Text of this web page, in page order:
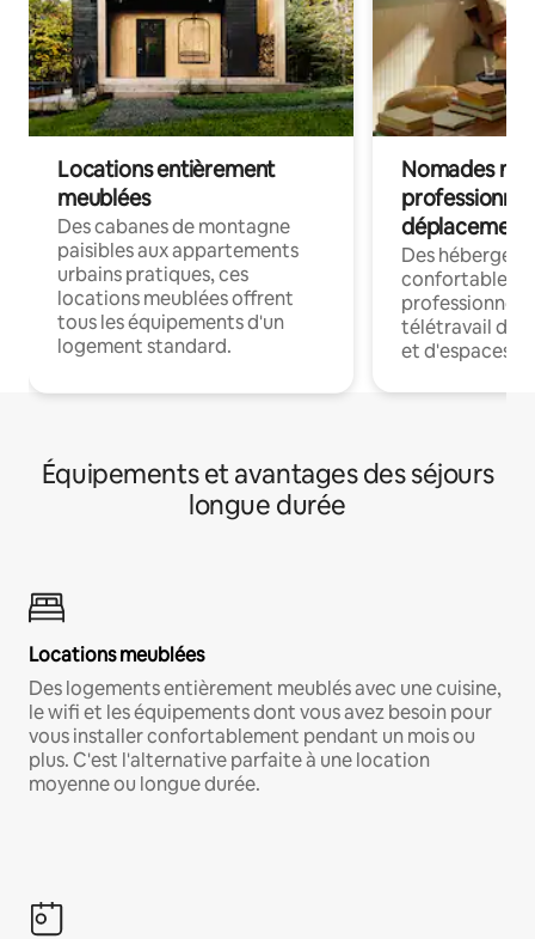
Locations entièrement
meublées
Des cabanes de montagne
paisibles aux appartements
urbains pratiques, ces
locations meublées offrent
tous les équipements d'un
logement standard.
Nomades
déplacement
Des
confortables
professionnels
télétravail
et d'espaces
Équipements et avantages des séjours
longue durée
Locations meublées
Des logements entièrement meublés avec une cuisine,
le wifi et les équipements dont vous avez besoin pour
vous installer confortablement pendant un mois ou
plus. C'est l'alternative parfaite à une location
moyenne ou longue durée.